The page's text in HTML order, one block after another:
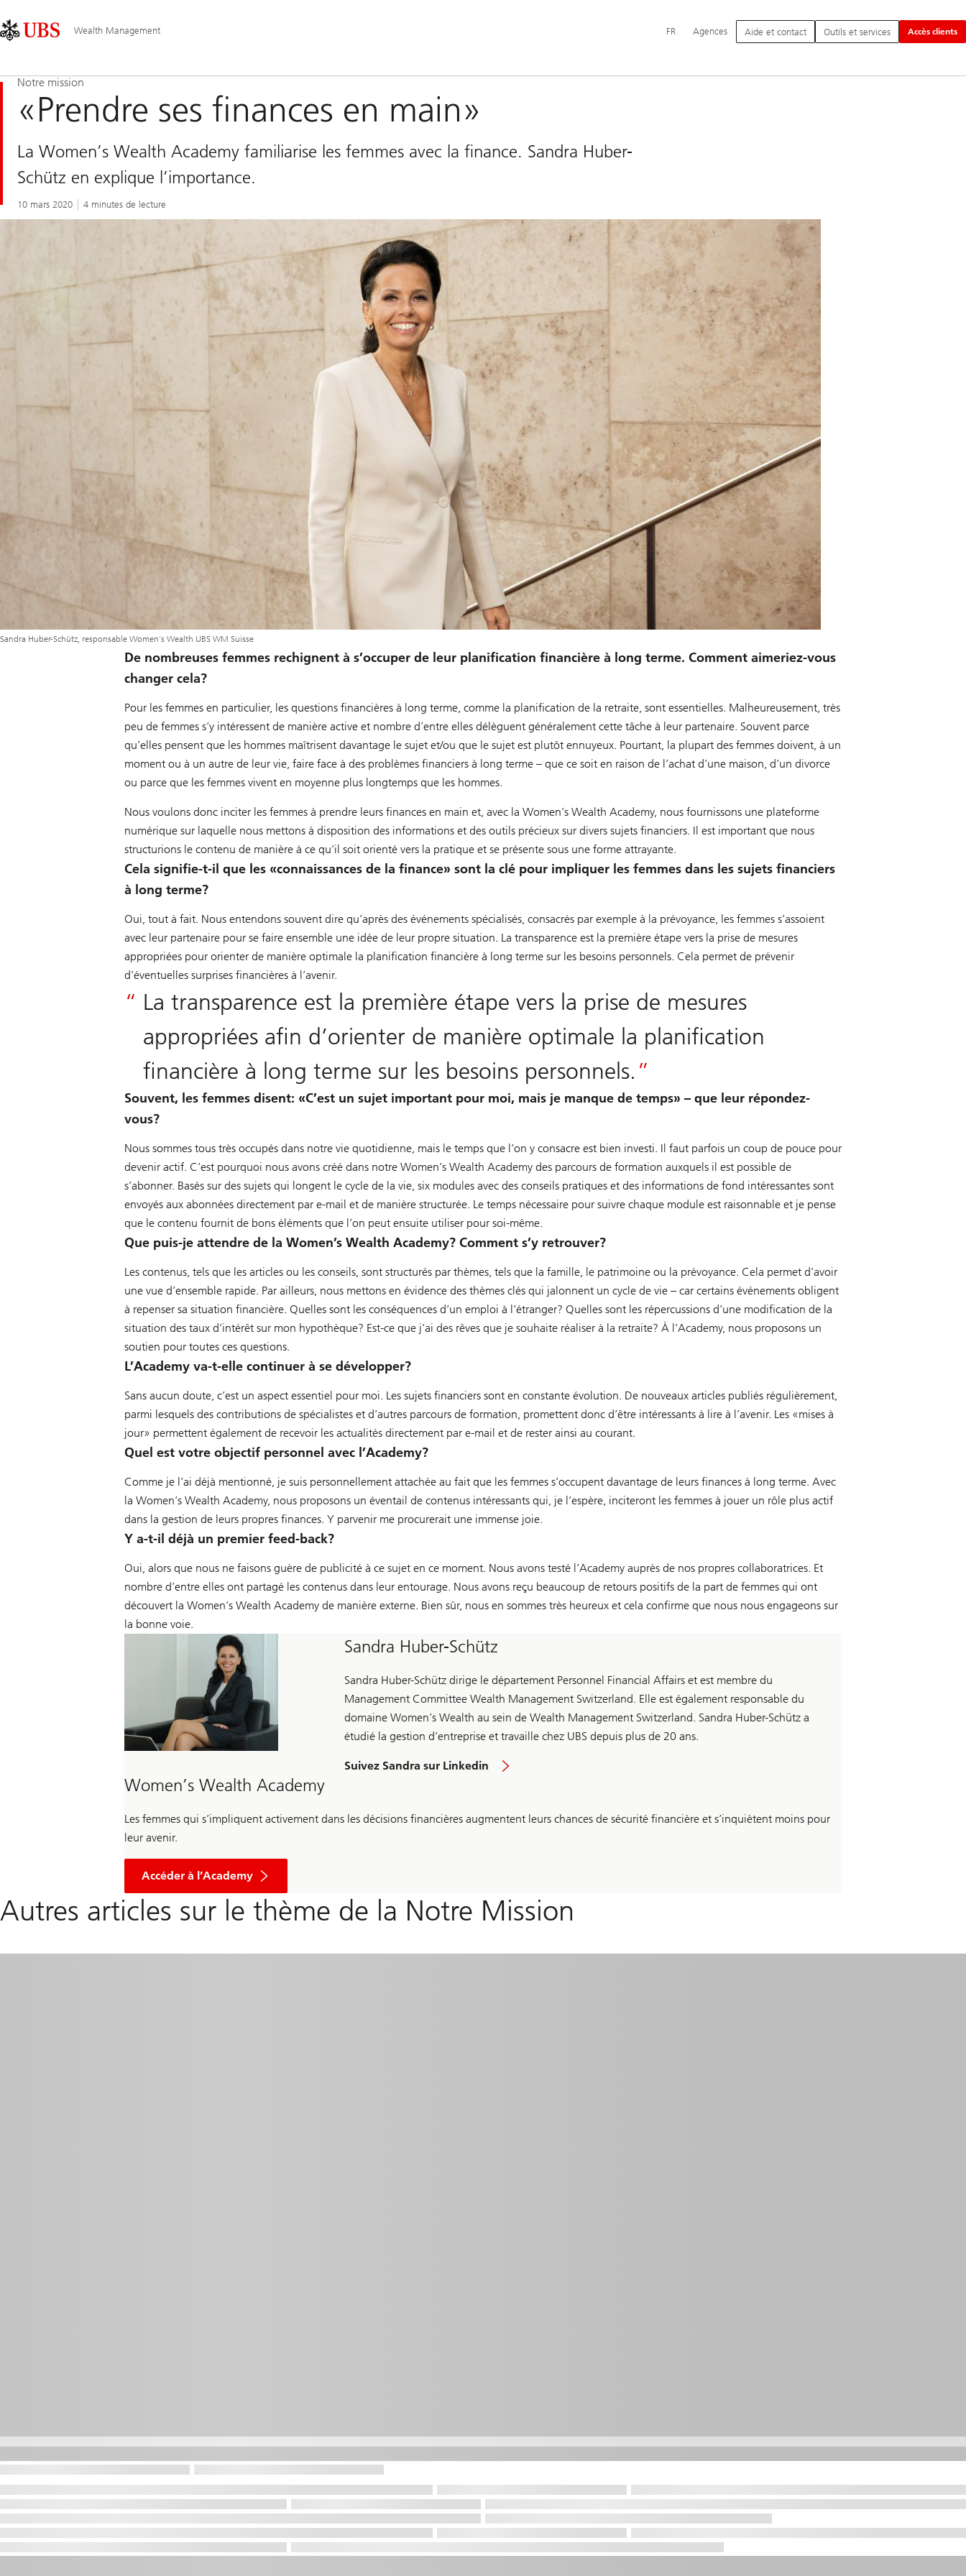
Area
principale
Wealth Management
principale
FR Agences Aide et contact Outils et services Accès clients
Notre mission
«Prendre ses finances en main»
La Women’s Wealth Academy familiarise les femmes avec la finance. Sandra Huber-
Schütz en explique l’importance.
10 mars 2020 4 minutes de lecture
Sandra Huber-Schütz, responsable Women’s Wealth UBS WM Suisse
De nombreuses femmes rechignent à s’occuper de leur planification financière à long terme. Comment aimeriez-vous
changer cela?
Pour les femmes en particulier, les questions financières à long terme, comme la planification de la retraite, sont essentielles. Malheureusement, très
peu de femmes s’y intéressent de manière active et nombre d’entre elles délèguent généralement cette tâche à leur partenaire. Souvent parce
qu’elles pensent que les hommes maîtrisent davantage le sujet et/ou que le sujet est plutôt ennuyeux. Pourtant, la plupart des femmes doivent, à un
moment ou à un autre de leur vie, faire face à des problèmes financiers à long terme – que ce soit en raison de l’achat d’une maison, d’un divorce
ou parce que les femmes vivent en moyenne plus longtemps que les hommes.
Nous voulons donc inciter les femmes à prendre leurs finances en main et, avec la Women’s Wealth Academy, nous fournissons une plateforme
numérique sur laquelle nous mettons à disposition des informations et des outils précieux sur divers sujets financiers. Il est important que nous
structurions le contenu de manière à ce qu’il soit orienté vers la pratique et se présente sous une forme attrayante.
Cela signifie-t-il que les «connaissances de la finance» sont la clé pour impliquer les femmes dans les sujets financiers
à long terme?
Oui, tout à fait. Nous entendons souvent dire qu’après des événements spécialisés, consacrés par exemple à la prévoyance, les femmes s’assoient
avec leur partenaire pour se faire ensemble une idée de leur propre situation. La transparence est la première étape vers la prise de mesures
appropriées pour orienter de manière optimale la planification financière à long terme sur les besoins personnels. Cela permet de prévenir
d’éventuelles surprises financières à l’avenir.
La transparence est la première étape vers la prise de mesures
appropriées afin d’orienter de manière optimale la planification
financière à long terme sur les besoins personnels.
Souvent, les femmes disent: «C’est un sujet important pour moi, mais je manque de temps» – que leur répondez-
vous?
Nous sommes tous très occupés dans notre vie quotidienne, mais le temps que l’on y consacre est bien investi. Il faut parfois un coup de pouce pour
devenir actif. C’est pourquoi nous avons créé dans notre Women’s Wealth Academy des parcours de formation auxquels il est possible de
s’abonner. Basés sur des sujets qui longent le cycle de la vie, six modules avec des conseils pratiques et des informations de fond intéressantes sont
envoyés aux abonnées directement par e-mail et de manière structurée. Le temps nécessaire pour suivre chaque module est raisonnable et je pense
que le contenu fournit de bons éléments que l’on peut ensuite utiliser pour soi-même.
Que puis-je attendre de la Women’s Wealth Academy? Comment s’y retrouver?
Les contenus, tels que les articles ou les conseils, sont structurés par thèmes, tels que la famille, le patrimoine ou la prévoyance. Cela permet d’avoir
une vue d’ensemble rapide. Par ailleurs, nous mettons en évidence des thèmes clés qui jalonnent un cycle de vie – car certains événements obligent
à repenser sa situation financière. Quelles sont les conséquences d’un emploi à l’étranger? Quelles sont les répercussions d’une modification de la
situation des taux d’intérêt sur mon hypothèque? Est-ce que j’ai des rêves que je souhaite réaliser à la retraite? À l’Academy, nous proposons un
soutien pour toutes ces questions.
L’Academy va-t-elle continuer à se développer?
Sans aucun doute, c’est un aspect essentiel pour moi. Les sujets financiers sont en constante évolution. De nouveaux articles publiés régulièrement,
parmi lesquels des contributions de spécialistes et d’autres parcours de formation, promettent donc d’être intéressants à lire à l’avenir. Les «mises à
jour» permettent également de recevoir les actualités directement par e-mail et de rester ainsi au courant.
Quel est votre objectif personnel avec l’Academy?
Comme je l’ai déjà mentionné, je suis personnellement attachée au fait que les femmes s’occupent davantage de leurs finances à long terme. Avec
la Women’s Wealth Academy, nous proposons un éventail de contenus intéressants qui, je l’espère, inciteront les femmes à jouer un rôle plus actif
dans la gestion de leurs propres finances. Y parvenir me procurerait une immense joie.
Y a-t-il déjà un premier feed-back?
Oui, alors que nous ne faisons guère de publicité à ce sujet en ce moment. Nous avons testé l’Academy auprès de nos propres collaboratrices. Et
nombre d’entre elles ont partagé les contenus dans leur entourage. Nous avons reçu beaucoup de retours positifs de la part de femmes qui ont
découvert la Women’s Wealth Academy de manière externe. Bien sûr, nous en sommes très heureux et cela confirme que nous nous engageons sur
la bonne voie.
Sandra Huber-Schütz
Sandra Huber-Schütz dirige le département Personnel Financial Affairs et est membre du
Management Committee Wealth Management Switzerland. Elle est également responsable du
domaine Women’s Wealth au sein de Wealth Management Switzerland. Sandra Huber-Schütz a
étudié la gestion d’entreprise et travaille chez UBS depuis plus de 20 ans.
Suivez Sandra sur Linkedin
Women’s Wealth Academy
Les femmes qui s’impliquent activement dans les décisions financières augmentent leurs chances de sécurité financière et s’inquiètent moins pour
leur avenir.
Accéder à l’Academy
Autres articles sur le thème de la Notre Mission